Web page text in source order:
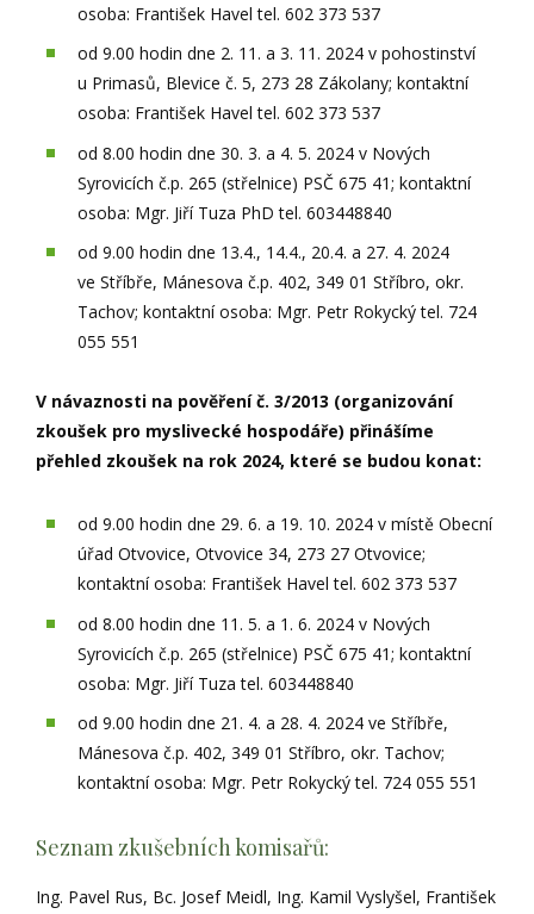
osoba: František Havel tel. 602 373 537
od 9.00 hodin dne 2. 11. a 3. 11. 2024 v pohostinství
u Primasů, Blevice č. 5, 273 28 Zákolany; kontaktní
osoba: František Havel tel. 602 373 537
od 8.00 hodin dne 30. 3. a 4. 5. 2024 v Nových
Syrovicích č.p. 265 (střelnice) PSČ 675 41; kontaktní
osoba: Mgr. Jiří Tuza PhD tel. 603448840
od 9.00 hodin dne 13.4., 14.4., 20.4. a 27. 4. 2024
ve Stříbře, Mánesova č.p. 402, 349 01 Stříbro, okr.
Tachov; kontaktní osoba: Mgr. Petr Rokycký tel. 724
055 551
V návaznosti na pověření č. 3/2013 (organizování
zkoušek pro myslivecké hospodáře) přinášíme
přehled zkoušek na rok 2024, které se budou konat:
od 9.00 hodin dne 29. 6. a 19. 10. 2024 v místě Obecní
úřad Otvovice, Otvovice 34, 273 27 Otvovice;
kontaktní osoba: František Havel tel. 602 373 537
od 8.00 hodin dne 11. 5. a 1. 6. 2024 v Nových
Syrovicích č.p. 265 (střelnice) PSČ 675 41; kontaktní
osoba: Mgr. Jiří Tuza tel. 603448840
od 9.00 hodin dne 21. 4. a 28. 4. 2024 ve Stříbře,
Mánesova č.p. 402, 349 01 Stříbro, okr. Tachov;
kontaktní osoba: Mgr. Petr Rokycký tel. 724 055 551
Seznam zkušebních komisařů:
Ing. Pavel Rus, Bc. Josef Meidl, Ing. Kamil Vyslyšel, František